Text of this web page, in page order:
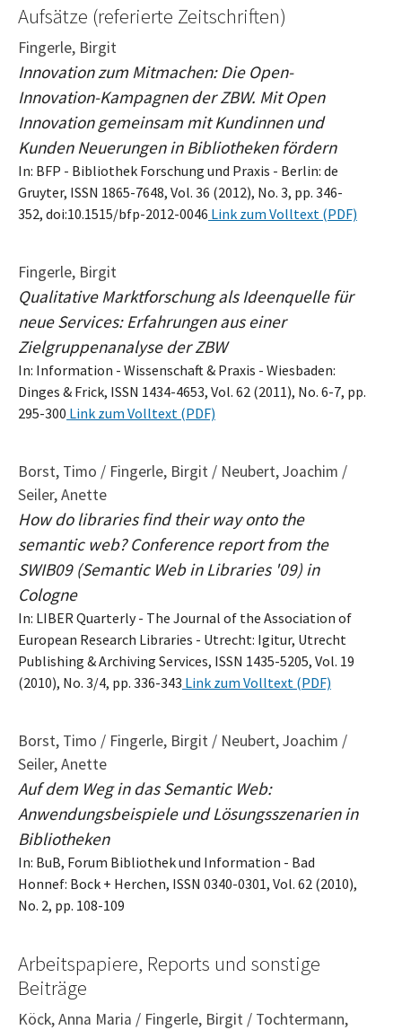
Aufsätze (referierte Zeitschriften)
Fingerle, Birgit
Innovation zum Mitmachen: Die Open-
Innovation-Kampagnen der ZBW. Mit Open
Innovation gemeinsam mit Kundinnen und
Kunden Neuerungen in Bibliotheken fördern
In: BFP - Bibliothek Forschung und Praxis - Berlin: de
Gruyter, ISSN 1865-7648, Vol. 36 (2012), No. 3, pp. 346-
352, doi:10.1515/bfp-2012-0046 Link zum Volltext (PDF)
Fingerle, Birgit
Qualitative Marktforschung als Ideenquelle für
neue Services: Erfahrungen aus einer
Zielgruppenanalyse der ZBW
In: Information - Wissenschaft & Praxis - Wiesbaden:
Dinges & Frick, ISSN 1434-4653, Vol. 62 (2011), No. 6-7, pp.
295-300 Link zum Volltext (PDF)
Borst, Timo / Fingerle, Birgit / Neubert, Joachim /
Seiler, Anette
How do libraries find their way onto the
semantic web? Conference report from the
SWIB09 (Semantic Web in Libraries '09) in
Cologne
In: LIBER Quarterly - The Journal of the Association of
European Research Libraries - Utrecht: Igitur, Utrecht
Publishing & Archiving Services, ISSN 1435-5205, Vol. 19
(2010), No. 3/4, pp. 336-343 Link zum Volltext (PDF)
Borst, Timo / Fingerle, Birgit / Neubert, Joachim /
Seiler, Anette
Auf dem Weg in das Semantic Web:
Anwendungsbeispiele und Lösungsszenarien in
Bibliotheken
In: BuB, Forum Bibliothek und Information - Bad
Honnef: Bock + Herchen, ISSN 0340-0301, Vol. 62 (2010),
No. 2, pp. 108-109
Arbeitspapiere, Reports und sonstige
Beiträge
Köck, Anna Maria / Fingerle, Birgit / Tochtermann,